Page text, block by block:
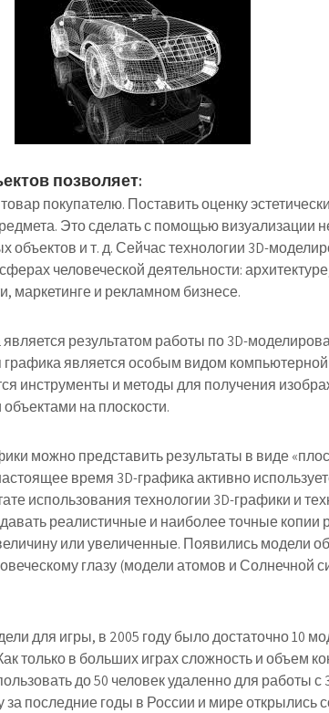
позволяет:
покупателю. Поставить оценку
Это сделать с помощью визуализации
объектов и т. д. Сейчас технологии 3D-
человеческой деятельности:
маркетинге и рекламном бизнесе.
результатом работы по 3D-
является особым видом
инструменты и методы для получения
на плоскости.
можно представить результаты в виде
время 3D-графика активно
использования технологии 3D-графики и
реалистичные и наиболее точные копии
или увеличенные. Появились модели
глазу (модели атомов и Солнечной
для игры, в 2005 году было достаточно 10
только в больших играх сложность и объем
до 50 человек удаленно для работы
последние годы в России и мире открылись